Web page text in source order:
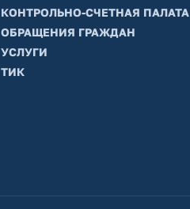
КОНТРОЛЬНО-СЧЕТНАЯ ПАЛАТА
ОБРАЩЕНИЯ ГРАЖДАН
УСЛУГИ
ТИК